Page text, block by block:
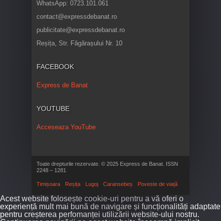
WhatsApp: 0723.101.061
contact@expressdebanat.ro
publicitate@expressdebanat.ro
Reșița, Str. Făgărașului Nr. 10
FACEBOOK
Express de Banat
YOUTUBE
Acceseaza YouTube
Toate drepturile rezervate. © 2025 Express de Banat. ISSN
2248 – 1281
Timișoara Reșița Lugoj Caransebeș Poveste de viață
Acest website folosește cookie-uri pentru a vă oferi o
experiență mult mai bună de navigare și funcționalități adaptate
pentru creșterea perfomanței utilizării website-ului nostru.